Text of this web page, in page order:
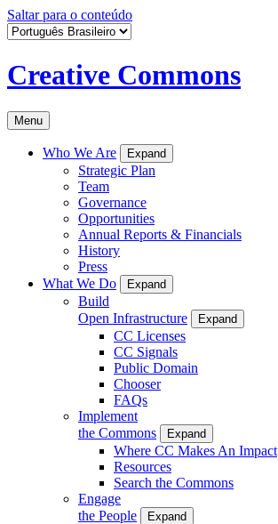
Saltar para o conteúdo
Creative Commons
Menu
Who We Are Expand
Strategic Plan
Team
Governance
Opportunities
Annual Reports & Financials
History
Press
What We Do
Expand
Build
Open Infrastructure
Expand
CC Licenses
CC Signals
Public Domain
Chooser
FAQs
Implement
the Commons
Expand
Where CC Makes An Impact
Resources
Search the Commons
Engage
the People
Expand